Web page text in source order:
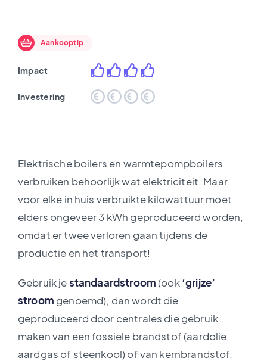
Aankooptip
Impact
Investering
Elektrische boilers en warmtepompboilers
verbruiken behoorlijk wat elektriciteit. Maar
voor elke in huis verbruikte kilowattuur moet
elders ongeveer 3 kWh geproduceerd worden,
omdat er twee verloren gaan tijdens de
productie en het transport!
Gebruik jestandaardstroom(ook‘grijze’
stroom genoemd), dan wordt die
geproduceerd door centrales die gebruik
maken van een fossiele brandstof (aardolie,
aardgas of steenkool) of van kernbrandstof.